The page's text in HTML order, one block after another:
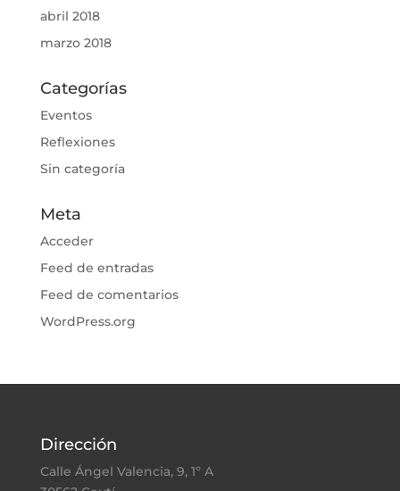
abril 2018
marzo 2018
Categorías
Eventos
Reflexiones
Sin categoría
Meta
Acceder
Feed de entradas
Feed de comentarios
WordPress.org
Dirección
Calle Ángel Valencia, 9, 1º A